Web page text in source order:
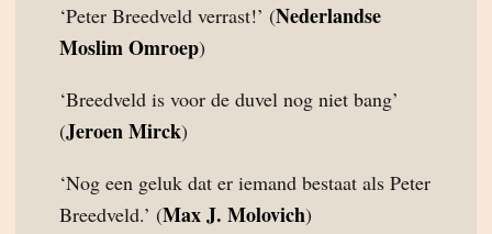
‘Peter Breedveld verrast!’ (Nederlandse
Moslim Omroep)
‘Breedveld is voor de duvel nog niet bang’
(Jeroen Mirck)
‘Nog een geluk dat er iemand bestaat als Peter
Breedveld.’ (Max J. Molovich)